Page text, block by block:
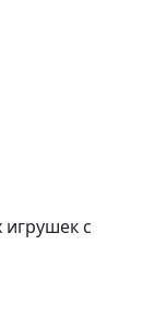
с